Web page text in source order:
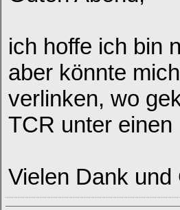
ich hoffe ich bin
aber könnte
verlinken, wo
TCR unter
Vielen Dank